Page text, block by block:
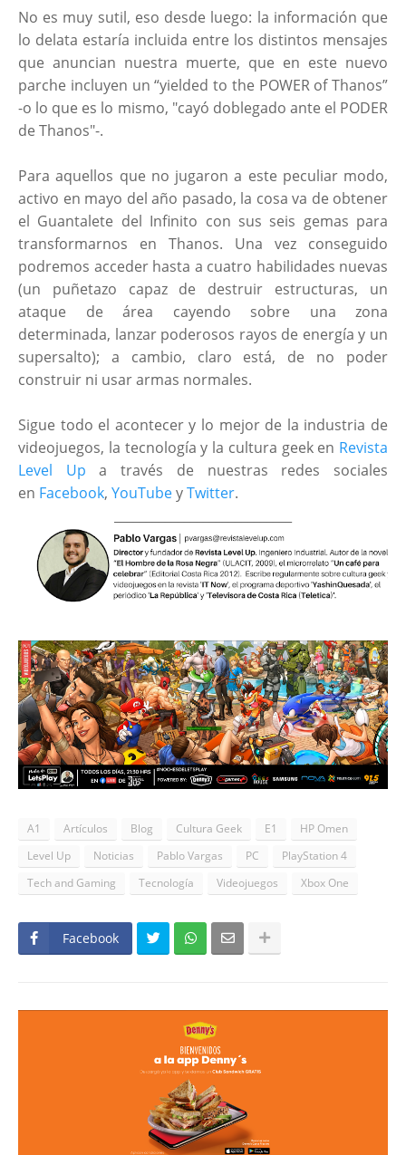
No es muy sutil, eso desde luego: la información que
lo delata estaría incluida entre los distintos mensajes
que anuncian nuestra muerte, que en este nuevo
parche incluyen un “yielded to the POWER of Thanos”
-o lo que es lo mismo, "cayó doblegado ante el PODER
de Thanos"-.
Para aquellos que no jugaron a este peculiar modo,
activo en mayo del año pasado, la cosa va de obtener
el Guantalete del Infinito con sus seis gemas para
transformarnos en Thanos. Una vez conseguido
podremos acceder hasta a cuatro habilidades nuevas
(un puñetazo capaz de destruir estructuras, un
ataque de área cayendo sobre una zona
determinada, lanzar poderosos rayos de energía y un
supersalto); a cambio, claro está, de no poder
construir ni usar armas normales.
Sigue todo el acontecer y lo mejor de la industria de
videojuegos, la tecnología y la cultura geek en Revista
Level Up a través de nuestras redes sociales
en Facebook, YouTubeyTwitter.
A1 Artículos Blog Cultura Geek E1
HP Omen
Level Up
Noticias Pablo Vargas PC
PlayStation 4
Tech and Gaming
Tecnología Videojuegos Xbox One
Facebook